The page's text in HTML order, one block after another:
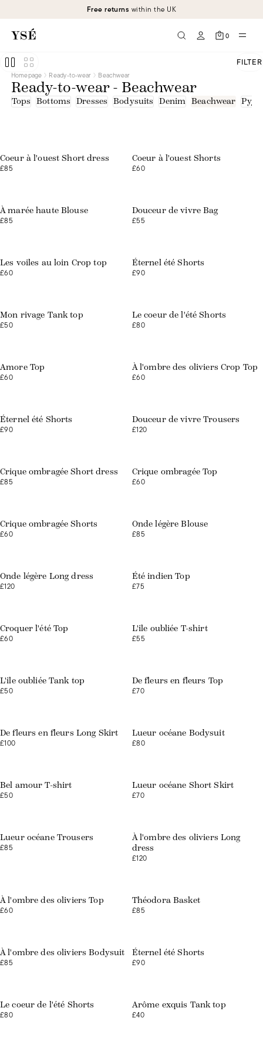
Free returns within the UK
0
FILTER
Homepage Ready-to-wear Beachwear
Ready-to-wear - Beachwear
Tops Bottoms Dresses Bodysuits Denim Beachwear
Coeur à l'ouest Short dress
£85
Coeur à l'ouest Shorts
£60
À marée haute Blouse
£85
Douceur de vivre Bag
£55
Les voiles au loin Crop top
£60
Éternel été Shorts
£90
Mon rivage Tank top
£50
Le coeur de l'été Shorts
£80
Amore Top
£60
À l'ombre des oliviers Crop Top
£60
Éternel été Shorts
£90
Douceur de vivre Trousers
£120
Crique ombragée Short dress
£85
Crique ombragée Top
£60
Crique ombragée Shorts
£60
Onde légère Blouse
£85
Onde légère Long dress
£120
Été indien Top
£75
Croquer l'été Top
£60
L'île oubliée T-shirt
£55
L'île oubliée Tank top
£50
De fleurs en fleurs Top
£70
De fleurs en fleurs Long Skirt
£100
Lueur océane Bodysuit
£80
Bel amour T-shirt
£50
Lueur océane Short Skirt
£70
Lueur océane Trousers
£85
À l'ombre des oliviers Long
dress
£120
À l'ombre des oliviers Top
£60
Théodora Basket
£85
À l'ombre des oliviers Bodysuit
£85
Éternel été Shorts
£90
Le coeur de l'été Shorts
£80
Arôme exquis Tank top
£40